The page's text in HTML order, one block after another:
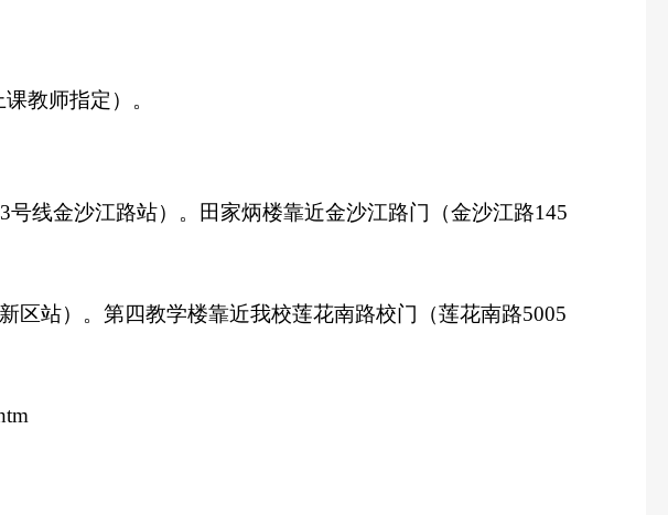
教师指定）。
号线金沙江路站）。田家炳楼靠近金沙江路门（金沙江路145
区站）。第四教学楼靠近我校莲花南路校门（莲花南路5005